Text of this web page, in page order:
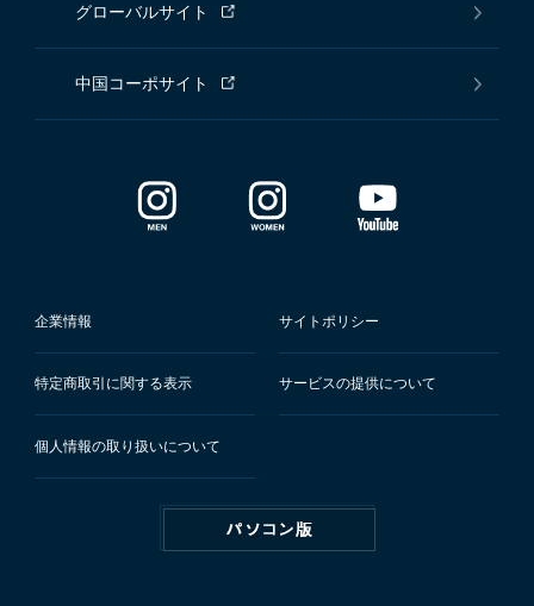
グローバルサイト
中国コーポサイト
企業情報 サイトポリシー
特定商取引に関する表示 サービスの提供について
個人情報の取り扱いについて